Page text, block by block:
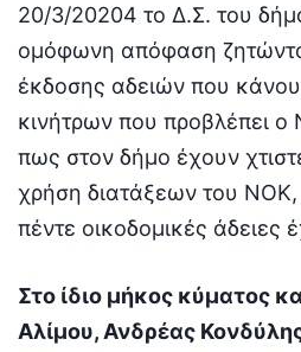
20/3/20204 το Δ.Σ. του
ομόφωνη απόφαση
έκδοσης αδειών που
κινήτρων που προβλέπει ο
πως στον δήμο έχουν
χρήση διατάξεων του
πέντε οικοδομικές άδειες
Στο ίδιο μήκος κύματος
Αλίμου, Ανδρέας